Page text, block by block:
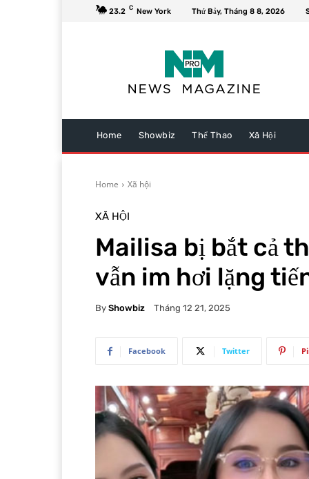
23.2 C New York Thứ Bảy, Tháng 8 8, 2026
Home Showbiz Thể Thao Xã Hội
Home Xã hội
XÃ HỘI
Mailisa bị bắt cả
vẫn im hơi lặng
By Showbiz Tháng 12 21, 2025
Facebook Twitter